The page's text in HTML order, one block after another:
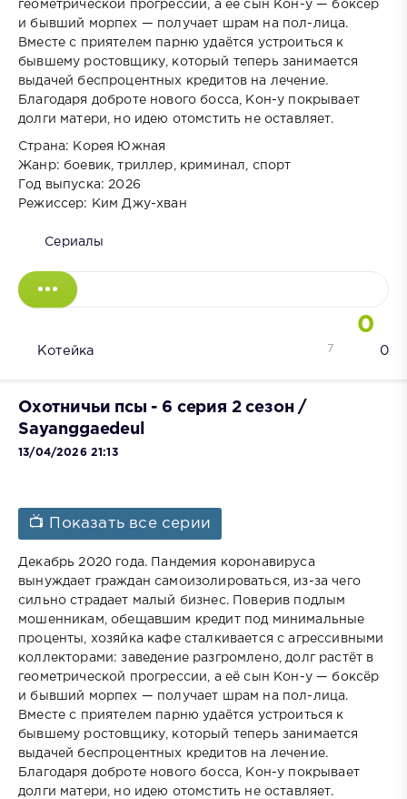
геометрической прогрессии, а её сын Кон-у — боксёр
и бывший морпех — получает шрам на пол-лица.
Вместе с приятелем парню удаётся устроиться к
бывшему ростовщику, который теперь занимается
выдачей беспроцентных кредитов на лечение.
Благодаря доброте нового босса, Кон-у покрывает
долги матери, но идею отомстить не оставляет.
Страна: Корея Южная
Жанр: боевик, триллер, криминал, спорт
Год выпуска: 2026
Режиссер: Ким Джу-хван
Сериалы
0
Котейка 0
7
Охотничьи псы - 6 серия 2 сезон /
Sayanggaedeul
13/04/2026 21:13
📺 Показать все серии
Декабрь 2020 года. Пандемия коронавируса
вынуждает граждан самоизолироваться, из-за чего
сильно страдает малый бизнес. Поверив подлым
мошенникам, обещавшим кредит под минимальные
проценты, хозяйка кафе сталкивается с агрессивными
коллекторами: заведение разгромлено, долг растёт в
геометрической прогрессии, а её сын Кон-у — боксёр
и бывший морпех — получает шрам на пол-лица.
Вместе с приятелем парню удаётся устроиться к
бывшему ростовщику, который теперь занимается
выдачей беспроцентных кредитов на лечение.
Благодаря доброте нового босса, Кон-у покрывает
долги матери, но идею отомстить не оставляет.